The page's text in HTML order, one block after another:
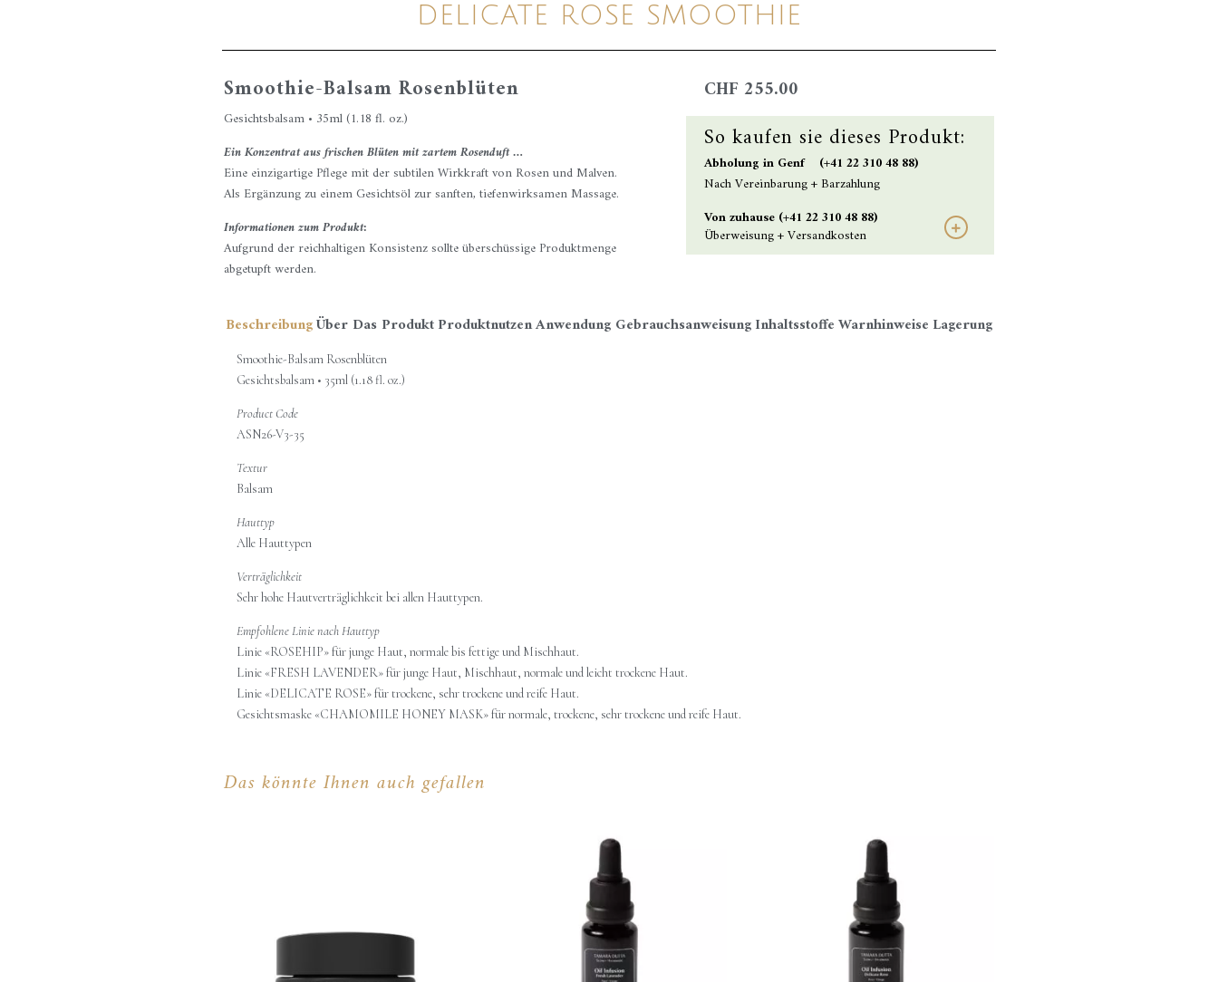
DELICATE ROSE SMOOTHIE
Smoothie-Balsam Rosenblüten
Gesichtsbalsam • 35ml (1.18 fl. oz.)
Ein Konzentrat aus frischen Blüten mit zartem Rosenduft …
Eine einzigartige Pflege mit der subtilen Wirkkraft von Rosen und Malven.
Als Ergänzung zu einem Gesichtsöl zur sanften, tiefenwirksamen Massage.
Informationen zum Produkt:
Aufgrund der reichhaltigen Konsistenz sollte überschüssige Produktmenge
abgetupft werden.
CHF 255.00
So kaufen sie dieses Produkt:
Abholung in Genf (+41 22 310 48 88)
Nach Vereinbarung + Barzahlung
Von zuhause (+41 22 310 48 88)
Überweisung + Versandkosten
BeschreibungÜber Das ProduktProduktnutzenAnwendung GebrauchsanweisungInhaltsstoffeWarnhinweise Lagerung
Smoothie-Balsam Rosenblüten
Gesichtsbalsam • 35ml (1.18 fl. oz.)
Product Code
ASN26-V3-35
Textur
Balsam
Hauttyp
Alle Hauttypen
Verträglichkeit
Sehr hohe Hautverträglichkeit bei allen Hauttypen.
Empfohlene Linie nach Hauttyp
Linie «ROSEHIP» für junge Haut, normale bis fettige und Mischhaut.
Linie «FRESH LAVENDER» für junge Haut, Mischhaut, normale und leicht trockene Haut.
Linie «DELICATE ROSE» für trockene, sehr trockene und reife Haut.
Gesichtsmaske «CHAMOMILE HONEY MASK» für normale, trockene, sehr trockene und reife Haut.
Das könnte Ihnen auch gefallen